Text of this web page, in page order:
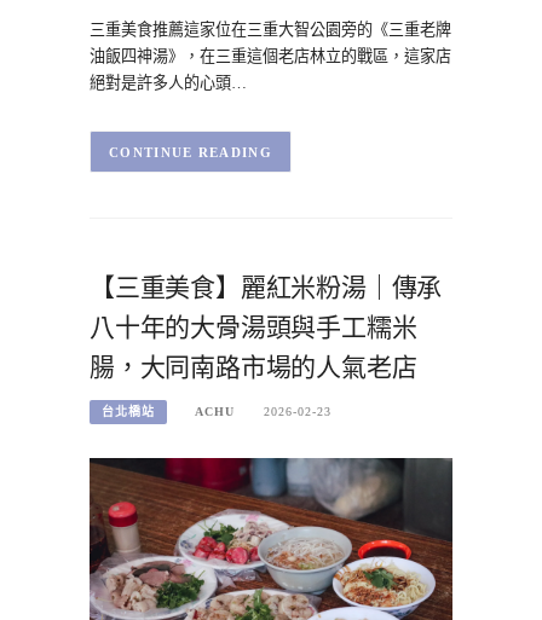
三重美食推薦這家位在三重大智公園旁的《三重老牌
油飯四神湯》，在三重這個老店林立的戰區，這家店
絕對是許多人的心頭…
CONTINUE READING
【三重美食】麗紅米粉湯｜傳承
八十年的大骨湯頭與手工糯米
腸，大同南路市場的人氣老店
台北橋站 ACHU 2026-02-23